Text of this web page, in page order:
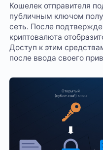
Кошелек отправителя
публичным ключом
сеть. После
криптовалюта
Доступ к этим
после ввода своего